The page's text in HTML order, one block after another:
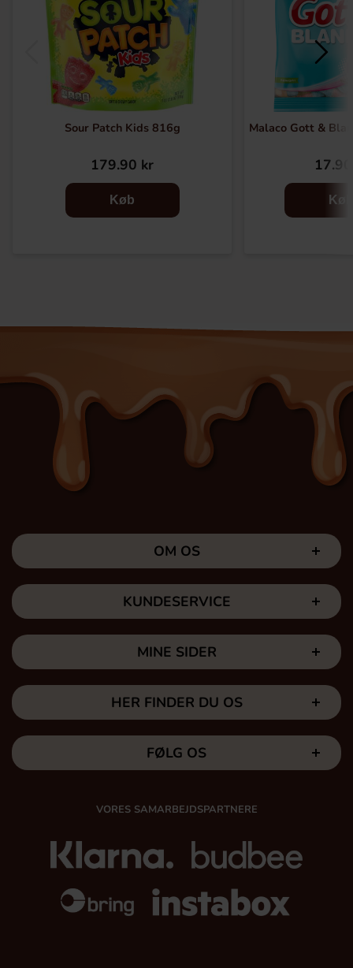
Sour Patch Kids 816g
179.90 kr
Køb
Malaco Gott &
Køb
OM OS
KUNDESERVICE
MINE SIDER
HER FINDER DU OS
FØLG OS
VORES SAMARBEJDSPARTNERE